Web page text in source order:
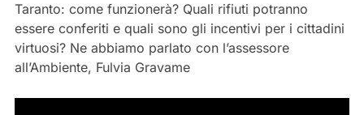
Taranto: come funzionerà? Quali rifiuti potranno
essere conferiti e quali sono gli incentivi per i cittadini
virtuosi? Ne abbiamo parlato con l’assessore
all’Ambiente, Fulvia Gravame